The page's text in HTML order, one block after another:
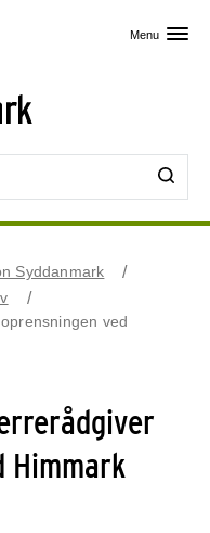
Menu
Syddanmark
ved
Himmark